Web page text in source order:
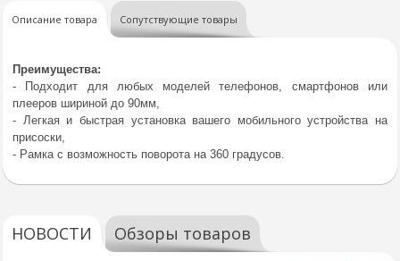
Описание товара Сопутствующие товары
Преимущества:
- Подходит для любых моделей телефонов, смартфонов или
плееров шириной до 90мм,
- Легкая и быстрая установка вашего мобильного устройства на
присоски,
- Рамка с возможность поворота на 360 градусов.
НОВОСТИ Обзоры товаров